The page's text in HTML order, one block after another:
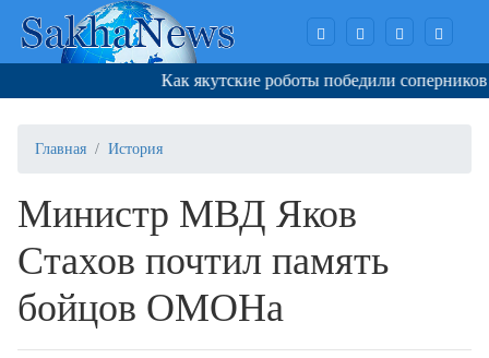
Как якутские роботы победили соперников в
Главная История
Министр МВД Яков
Стахов почтил память
бойцов ОМОНа